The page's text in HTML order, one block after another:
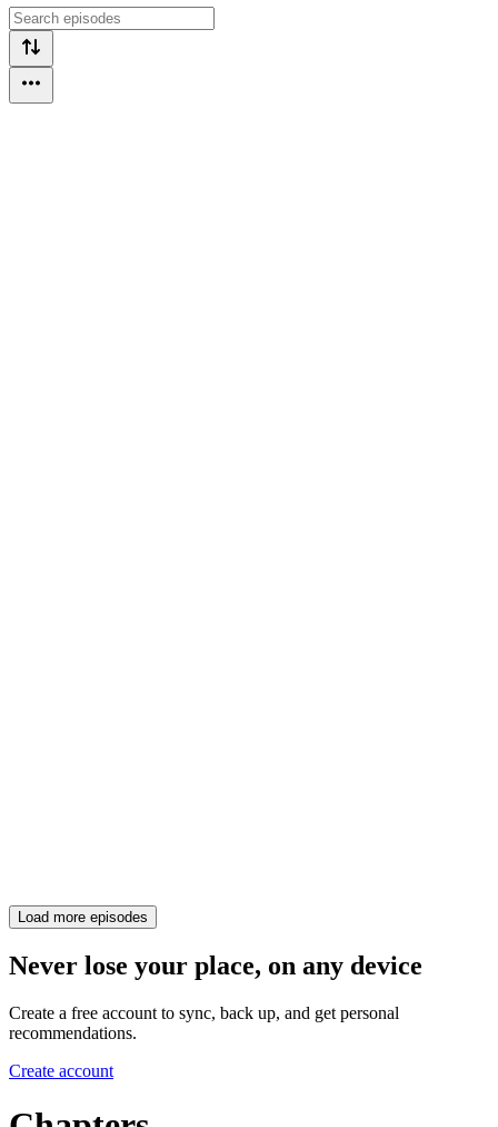
Load more episodes
Never lose your place, on any device
Create a free account to sync, back up, and get personal
recommendations.
Create account